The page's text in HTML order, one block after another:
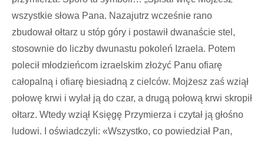
wszystkie słowa Pana. Nazajutrz wcześnie rano
zbudował ołtarz u stóp góry i postawił dwanaście stel,
stosownie do liczby dwunastu pokoleń Izraela. Potem
polecił młodzieńcom izraelskim złożyć Panu ofiarę
całopalną i ofiarę biesiadną z cielców. Mojżesz zaś wziął
połowę krwi i wylał ją do czar, a drugą połową krwi skropił
ołtarz. Wtedy wziął Księgę Przymierza i czytał ją głośno
ludowi. I oświadczyli: «Wszystko, co powiedział Pan,